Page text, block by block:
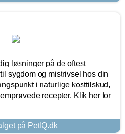
løsninger på de oftest
sygdom og mistrivsel hos din
i naturlige kosttilskud,
recepter. Klik her for
på PetIQ.dk